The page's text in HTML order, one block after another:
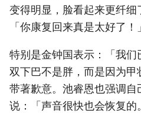
变得明显，脸看起来更纤细
「你康复回来真是太好了！
特别是金钟国表示：「我
双下巴不是胖，而是因为
带著歉意。池睿恩也强调
说：「声音很快也会恢复的